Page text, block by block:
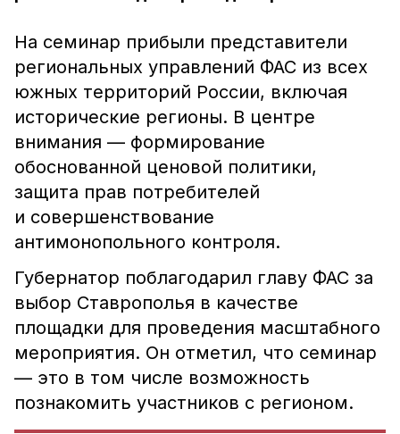
На семинар прибыли представители
региональных управлений ФАС из всех
южных территорий России, включая
исторические регионы. В центре
внимания — формирование
обоснованной ценовой политики,
защита прав потребителей
и совершенствование
антимонопольного контроля.
Губернатор поблагодарил главу ФАС за
выбор Ставрополья в качестве
площадки для проведения масштабного
мероприятия. Он отметил, что семинар
— это в том числе возможность
познакомить участников с регионом.